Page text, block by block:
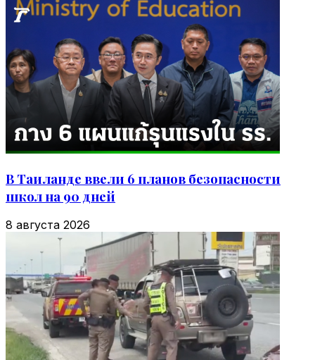
В Таиланде ввели 6 планов безопасности
школ на 90 дней
8 августа 2026